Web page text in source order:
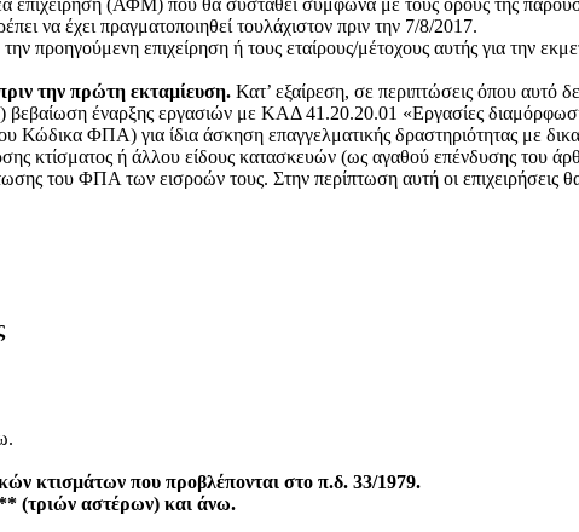
να έχει πραγματοποιηθεί τουλάχιστον πριν την 7/8/2017.
προηγούμενη επιχείρηση ή τους εταίρους/μέτοχους αυτής για την
την πρώτη εκταμίευση. Κατ’ εξαίρεση, σε περιπτώσεις όπου αυτό
βεβαίωση έναρξης εργασιών με ΚΑΔ 41.20.20.01 «Εργασίες
Κώδικα ΦΠΑ) για ίδια άσκηση επαγγελματικής δραστηριότητας με
κτίσματος ή άλλου είδους κατασκευών (ως αγαθού επένδυσης του
του ΦΠΑ των εισροών τους. Στην περίπτωση αυτή οι επιχειρήσεις
κτισμάτων που προβλέπονται στο π.δ. 33/1979.
(τριών αστέρων) και άνω.